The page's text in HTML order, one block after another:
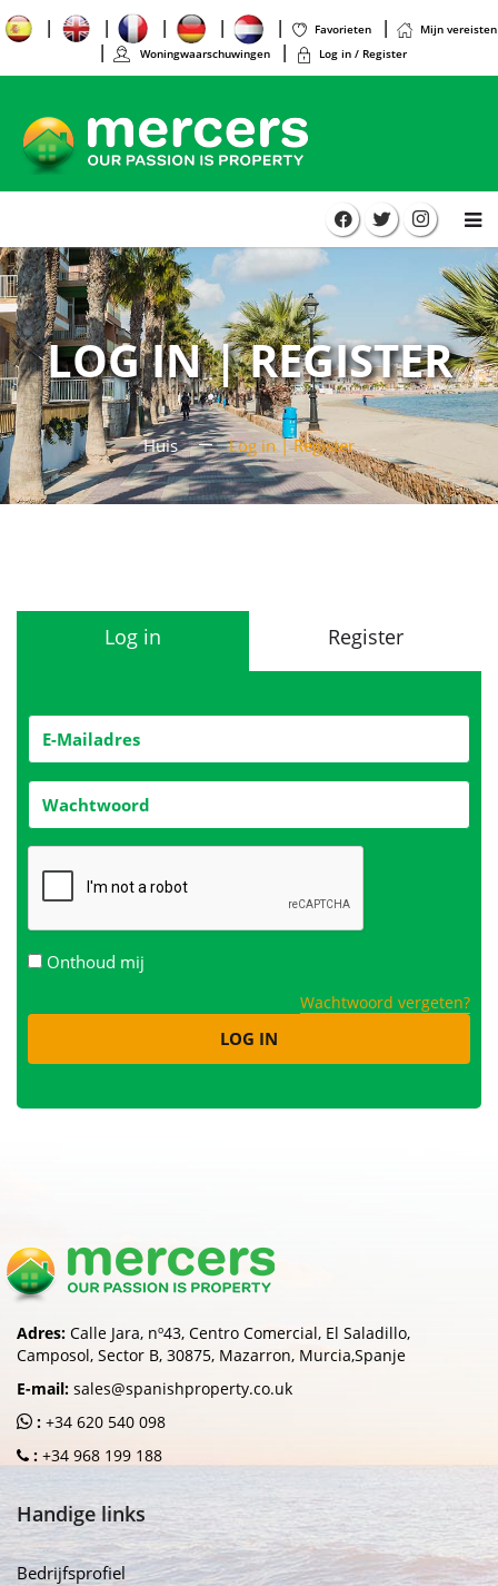
Favorieten
Mijn vereisten
Woningwaarschuwingen
Log in / Register
LOG IN | REGISTER
Huis Log in | Register
Log in Register
Onthoud mij
Wachtwoord vergeten?
Adres: Calle Jara, nº43, Centro Comercial, El Saladillo,
Camposol, Sector B, 30875, Mazarron, Murcia,Spanje
E-mail: sales@spanishproperty.co.uk
: +34 620 540 098
: +34 968 199 188
Handige links
Bedrijfsprofiel